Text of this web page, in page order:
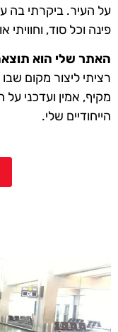
על העיר. ביקרתי בה
פינה וכל סוד,
האתר שלי הוא
רציתי ליצור מקום
מקיף, אמין ועדכני על
הייחודיים שלי.